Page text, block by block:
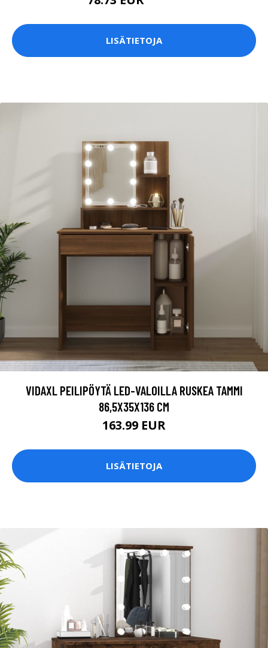
LISÄTIETOJA
VIDAXL PEILIPÖYTÄ LED-VALOILLA RUSKEA TAMMI
86,5X35X136 CM
163.99 EUR
LISÄTIETOJA